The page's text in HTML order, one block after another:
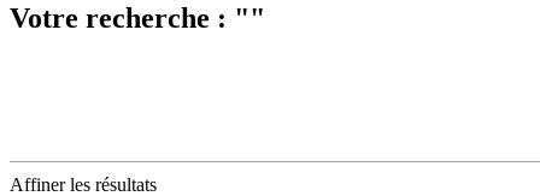
Votre recherche : ""
Affiner les résultats